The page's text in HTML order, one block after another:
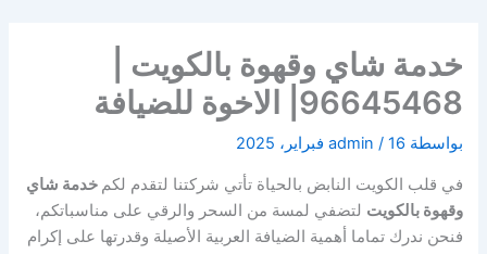
خدمة شاي وقهوة بالكويت |
96645468| الاخوة للضيافة
بواسطة admin / 16 فبراير، 2025
في قلب الكويت النابض بالحياة تأتي شركتنا لتقدم لكم خدمة شاي
وقهوة بالكويت لتضفي لمسة من السحر والرقي على مناسباتكم،
فنحن ندرك تماما أهمية الضيافة العربية الأصيلة وقدرتها على إكرام